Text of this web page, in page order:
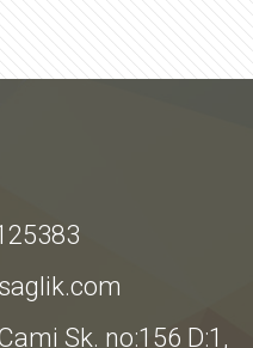
Sk. no:156 D:1,